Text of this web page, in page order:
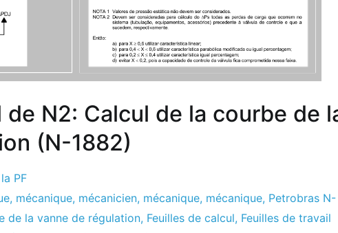
de N2: Calcul de la courbe de
(N-1882)
PF
, mécanique, mécanicien, mécanique, mécanique, Petrobras N-
de la vanne de régulation, Feuilles de calcul, Feuilles de travail